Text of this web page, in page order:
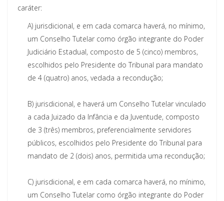
caráter:
A) jurisdicional, e em cada comarca haverá, no mínimo,
um Conselho Tutelar como órgão integrante do Poder
Judiciário Estadual, composto de 5 (cinco) membros,
escolhidos pelo Presidente do Tribunal para mandato
de 4 (quatro) anos, vedada a recondução;
B) jurisdicional, e haverá um Conselho Tutelar vinculado
a cada Juizado da Infância e da Juventude, composto
de 3 (três) membros, preferencialmente servidores
públicos, escolhidos pelo Presidente do Tribunal para
mandato de 2 (dois) anos, permitida uma recondução;
C) jurisdicional, e em cada comarca haverá, no mínimo,
um Conselho Tutelar como órgão integrante do Poder